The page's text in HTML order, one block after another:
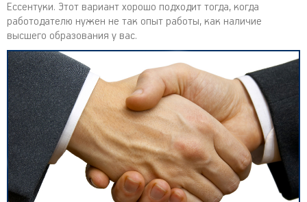
Ессентуки. Этот вариант хорошо подходит тогда, когда
работодателю нужен не так опыт работы, как наличие
высшего образования у вас.